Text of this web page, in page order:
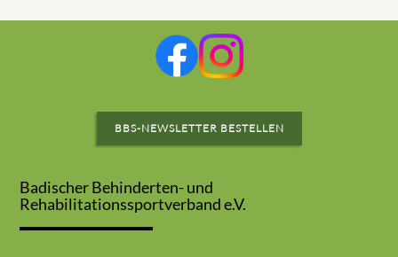
BBS-NEWSLETTER BESTELLEN
Badischer Behinderten- und
Rehabilitationssportverband e.V.